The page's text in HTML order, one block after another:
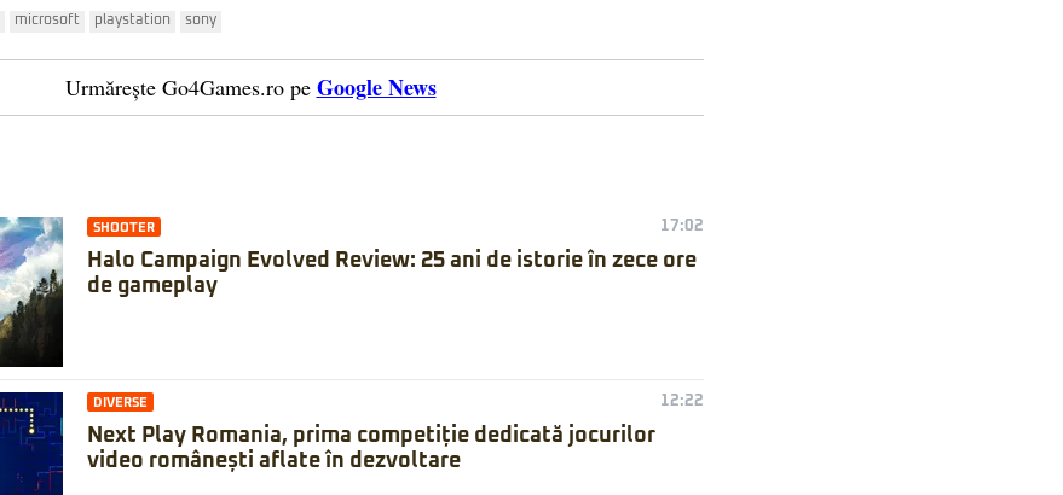
microsoft playstation sony
Urmărește Go4Games.ro pe Google News
SHOOTER 17:02
Halo Campaign Evolved Review: 25 ani de istorie în zece ore
de gameplay
DIVERSE 12:22
Next Play Romania, prima competiție dedicată jocurilor
video românești aflate în dezvoltare